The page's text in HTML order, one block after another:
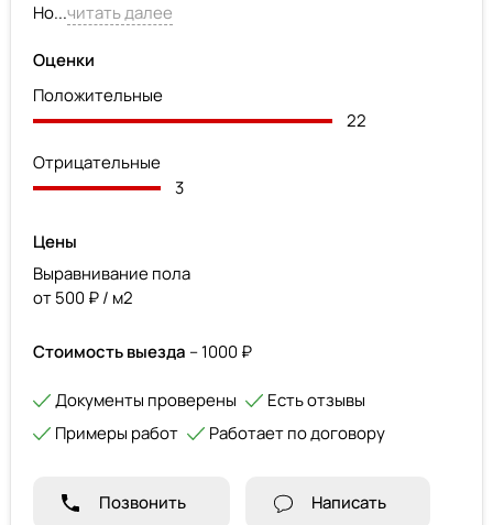
Но...читать далее
Оценки
Положительные
22
Отрицательные
3
Цены
Выравнивание пола
от 500 ₽ / м2
Стоимость выезда – 1000 ₽
Документы проверены
Есть отзывы
Примеры работ
Работает по договору
Позвонить Написать